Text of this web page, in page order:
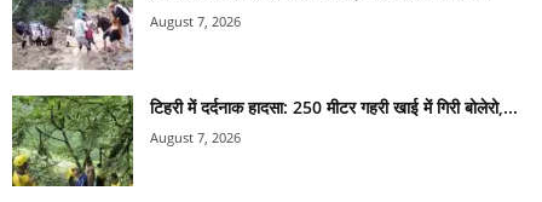
August 7, 2026
टिहरी में दर्दनाक हादसा: 250 मीटर गहरी खाई में गिरी बोलेरो,...
August 7, 2026